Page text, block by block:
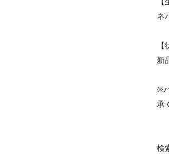
ネ
【
新
※
承
検